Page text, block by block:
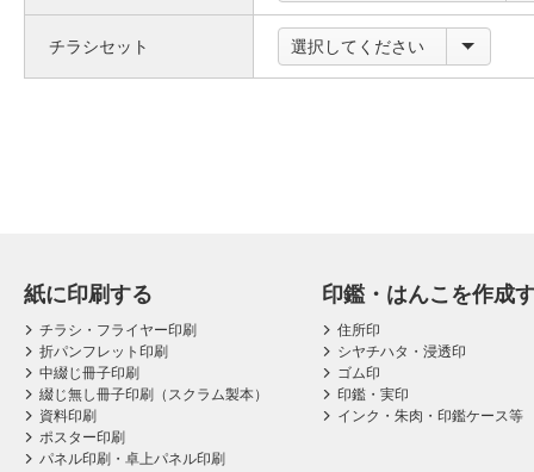
チラシセット 選択してください
紙に印刷する
チラシ・フライヤー印刷
折パンフレット印刷
中綴じ冊子印刷
綴じ無し冊子印刷（スクラム製本）
資料印刷
ポスター印刷
パネル印刷・卓上パネル印刷
印鑑・はんこを作成
住所印
シヤチハタ・浸透印
ゴム印
印鑑・実印
インク・朱肉・印鑑ケース等